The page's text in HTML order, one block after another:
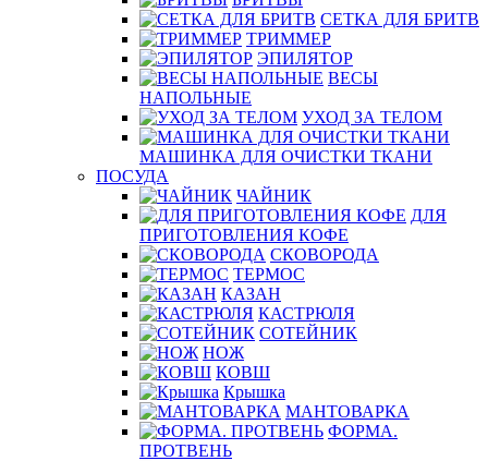
СЕТКА ДЛЯ БРИТВ
ТРИММЕР
ЭПИЛЯТОР
ВЕСЫ
НАПОЛЬНЫЕ
УХОД ЗА ТЕЛОМ
МАШИНКА ДЛЯ ОЧИСТКИ ТКАНИ
ПОСУДА
ЧАЙНИК
ДЛЯ
ПРИГОТОВЛЕНИЯ КОФЕ
СКОВОРОДА
ТЕРМОС
КАЗАН
КАСТРЮЛЯ
СОТЕЙНИК
НОЖ
КОВШ
Крышка
МАНТОВАРКА
ФОРМА.
ПРОТВЕНЬ